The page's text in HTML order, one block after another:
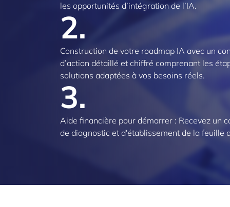
les opportunités d’intégration de l’IA.
2.
Construction de votre roadmap IA avec un
d’action détaillé et chiffré comprenant les
solutions adaptées à vos besoins réels.
3.
Aide financière pour démarrer : Recevez un
de diagnostic et d'établissement de la feuille